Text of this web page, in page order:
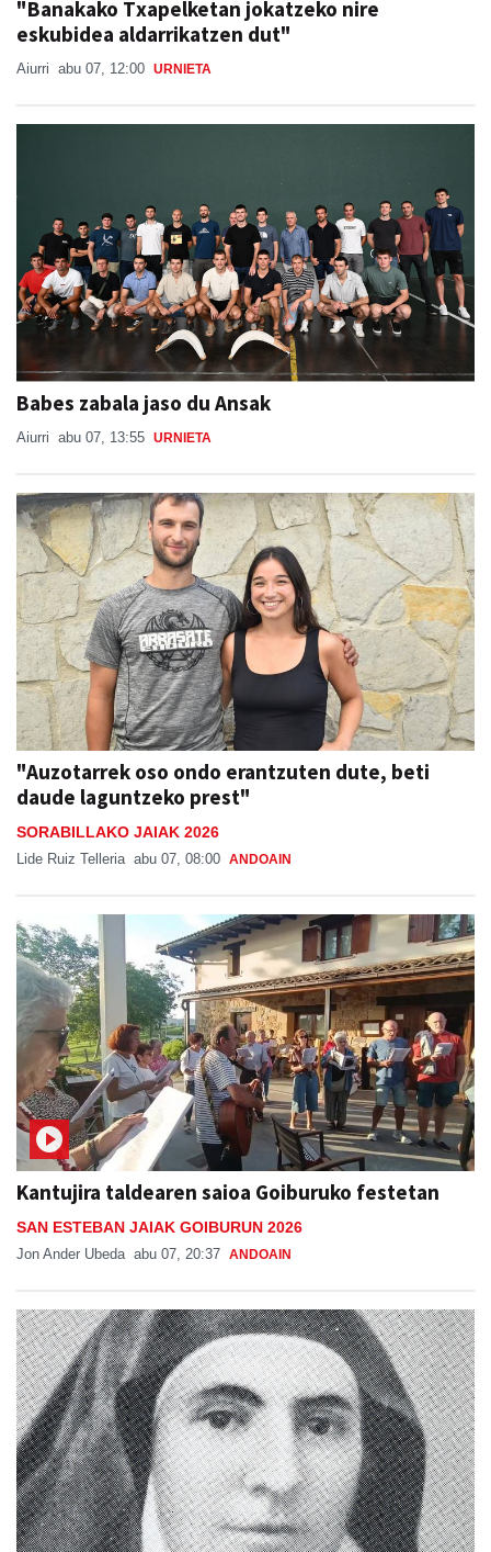
"Banakako Txapelketan jokatzeko nire
eskubidea aldarrikatzen dut"
Aiurri abu 07, 12:00 URNIETA
Babes zabala jaso du Ansak
Aiurri abu 07, 13:55 URNIETA
"Auzotarrek oso ondo erantzuten dute, beti
daude laguntzeko prest"
SORABILLAKO JAIAK 2026
Lide Ruiz Telleria abu 07, 08:00 ANDOAIN
Kantujira taldearen saioa Goiburuko festetan
SAN ESTEBAN JAIAK GOIBURUN 2026
Jon Ander Ubeda abu 07, 20:37 ANDOAIN